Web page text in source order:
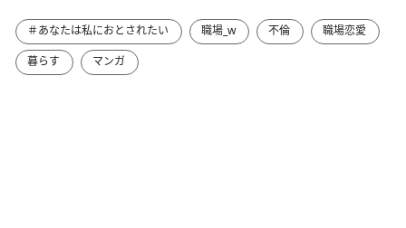
＃あなたは私におとされたい 職場_w 不倫
職場恋愛
暮らす
マンガ